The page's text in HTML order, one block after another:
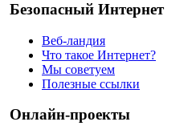
Безопасный Интернет
Веб-ландия
Что такое Интернет?
Мы советуем
Полезные ссылки
Онлайн-проекты